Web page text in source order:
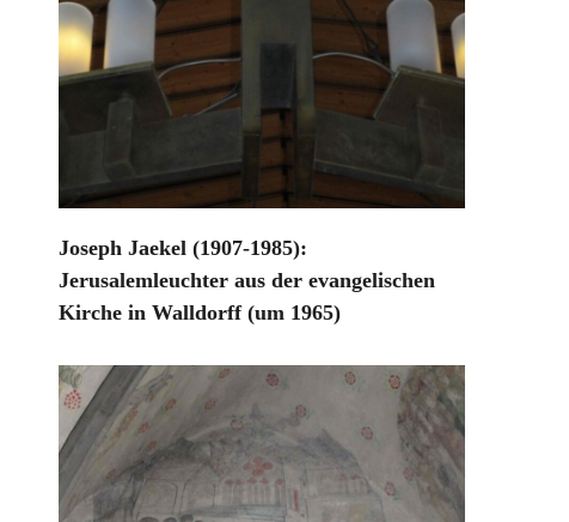
Joseph Jaekel (1907-1985):
Jerusalemleuchter aus der evangelischen
Kirche in Walldorff (um 1965)